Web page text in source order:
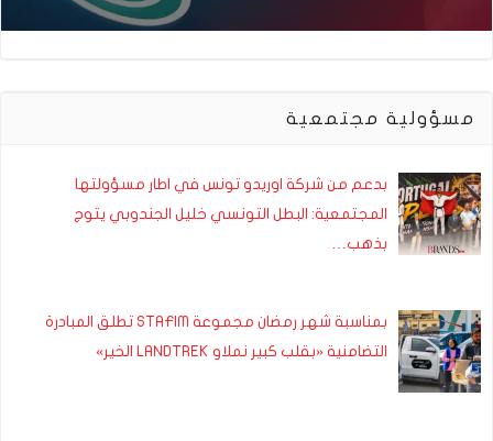
مسؤولية مجتمعية
بدعم من شركة اوريدو تونس في اطار مسؤولتها
المجتمعية: البطل التونسي خليل الجندوبي يتوج
بذهب…
بمناسبة شهر رمضان مجموعة STAFIM تطلق المبادرة
التضامنية «بقلب كبير نملاو LANDTREK الخير»